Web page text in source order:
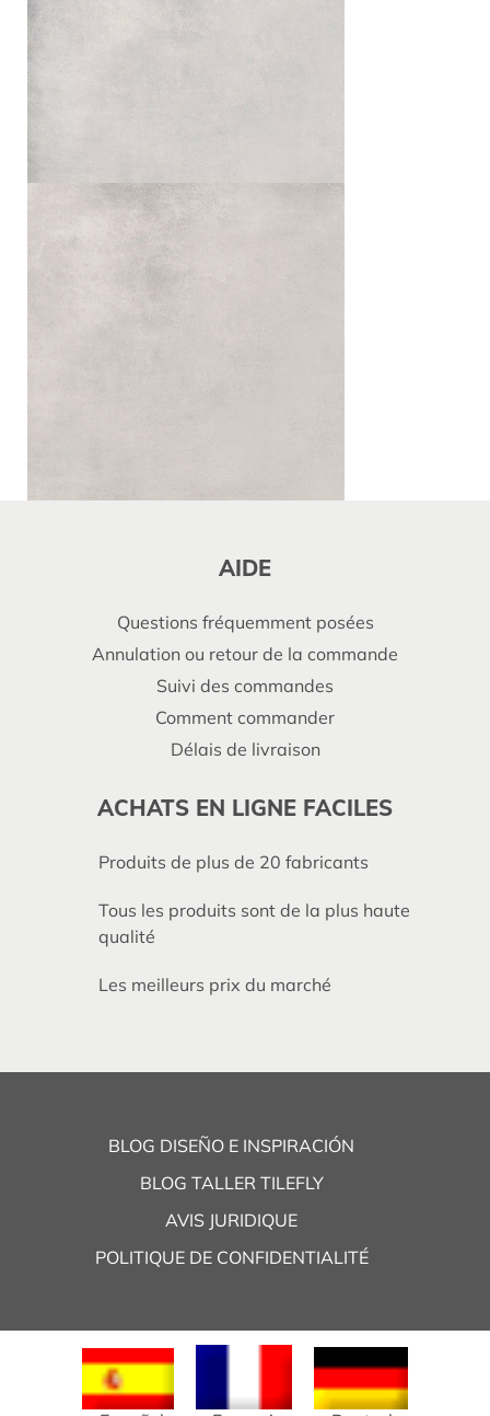
AIDE
Questions fréquemment posées
Annulation ou retour de la commande
Suivi des commandes
Comment commander
Délais de livraison
ACHATS EN LIGNE FACILES
Produits de plus de 20 fabricants
Tous les produits sont de la plus haute
qualité
Les meilleurs prix du marché
BLOG DISEÑO E INSPIRACIÓN
BLOG TALLER TILEFLY
AVIS JURIDIQUE
POLITIQUE DE CONFIDENTIALITÉ